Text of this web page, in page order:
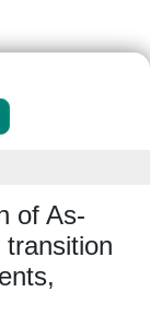
of As-